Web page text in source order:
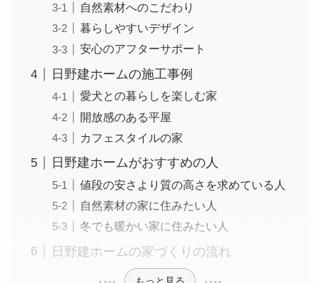
自然素材へのこだわり
暮らしやすいデザイン
安心のアフターサポート
日野建ホームの施工事例
愛犬との暮らしを楽しむ家
開放感のある平屋
カフェスタイルの家
日野建ホームがおすすめの人
値段の安さより質の高さを求めている人
自然素材の家に住みたい人
冬でも暖かい家に住みたい人
日野建ホームの家づくりの流れ